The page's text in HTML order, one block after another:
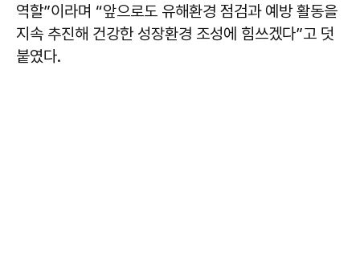
역할”이라며 “앞으로도 유해환경 점검과 예방 활동을
지속 추진해 건강한 성장환경 조성에 힘쓰겠다”고 덧
붙였다.